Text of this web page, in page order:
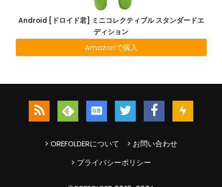
Android [ドロイド君] ミニコレクティブル スタンダードエ
ディション
Amazonで購入
> OREFOLDERについて
> お問い合わせ
> プライバシーポリシー